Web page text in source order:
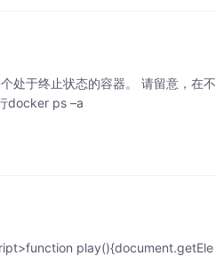
于终止状态的容器。 请留意，在不
docker ps –a
play(){document.getEle